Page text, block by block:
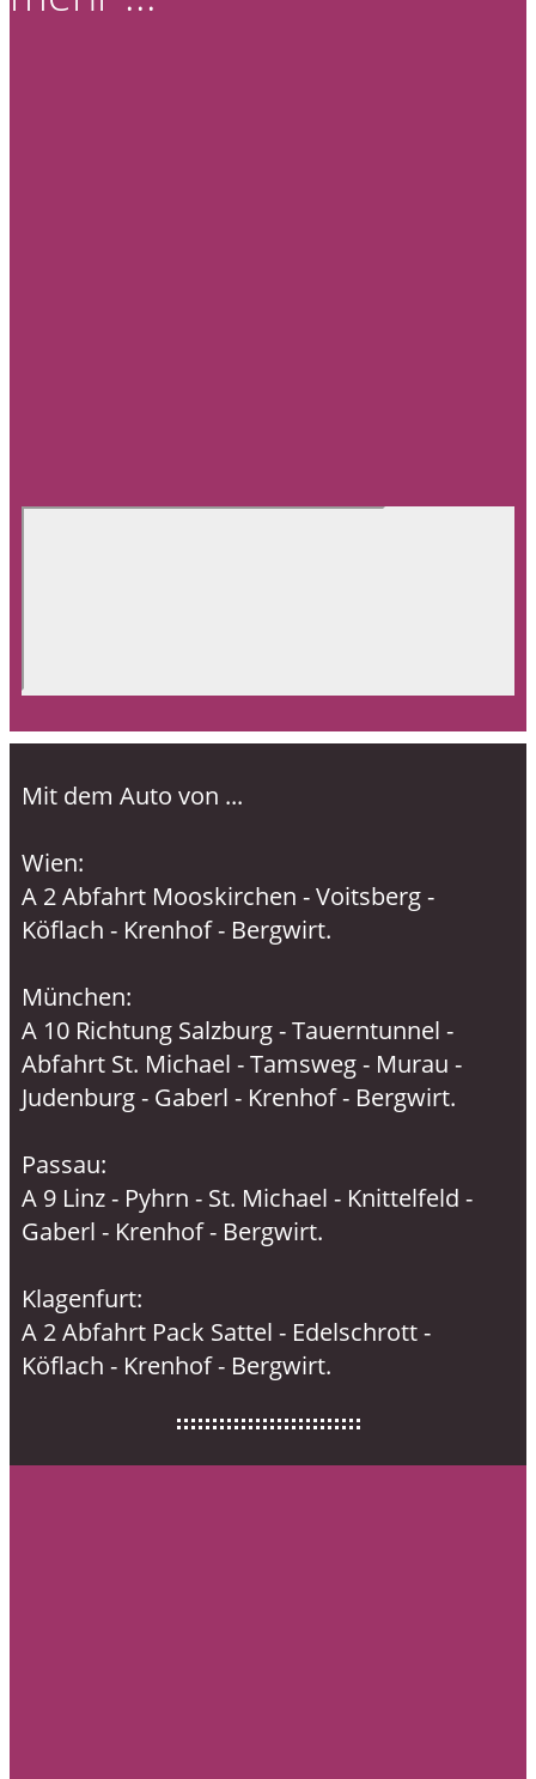
Mit dem Auto von ...
Wien:
A 2 Abfahrt Mooskirchen - Voitsberg -
Köflach - Krenhof - Bergwirt.
München:
A 10 Richtung Salzburg - Tauerntunnel -
Abfahrt St. Michael - Tamsweg - Murau -
Judenburg - Gaberl - Krenhof - Bergwirt.
Passau:
A 9 Linz - Pyhrn - St. Michael - Knittelfeld -
Gaberl - Krenhof - Bergwirt.
Klagenfurt:
A 2 Abfahrt Pack Sattel - Edelschrott -
Köflach - Krenhof - Bergwirt.